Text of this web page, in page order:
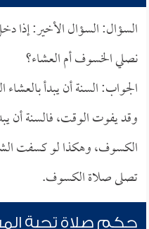
السؤال: السؤال الأخير: إذا
نصلي الخسوف أم العشاء؟
الجواب: السنة أن يبدأ
وقد يفوت الوقت، فالسنة أن
الكسوف، وهكذا لو كسفت
تصلى صلاة الكسوف.
حكم صلاة تحية